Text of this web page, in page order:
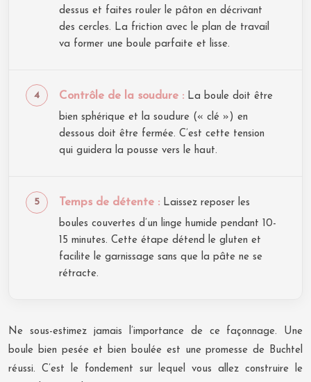
dessus et faites rouler le pâton en décrivant
des cercles. La friction avec le plan de travail
va former une boule parfaite et lisse.
Contrôle de la soudure : La boule doit être
bien sphérique et la soudure (« clé ») en
dessous doit être fermée. C’est cette tension
qui guidera la pousse vers le haut.
Temps de détente : Laissez reposer les
boules couvertes d’un linge humide pendant 10-
15 minutes. Cette étape détend le gluten et
facilite le garnissage sans que la pâte ne se
rétracte.
Ne sous-estimez jamais l’importance de ce façonnage. Une
boule bien pesée et bien boulée est une promesse de Buchtel
réussi. C’est le fondement sur lequel vous allez construire le